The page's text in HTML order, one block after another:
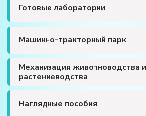
Готовые лаборатории
Машинно-тракторный парк
Механизация животноводства и
растениеводства
Наглядные пособия